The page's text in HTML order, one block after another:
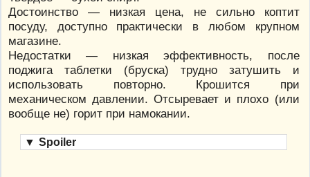
Достоинство — низкая цена, не сильно коптит
посуду, доступно практически в любом крупном
магазине.
Недостатки — низкая эффективность, после
поджига таблетки (бруска) трудно затушить и
использовать повторно. Крошится при
механическом давлении. Отсыревает и плохо (или
вообще не) горит при намокании.
▼ Spoiler